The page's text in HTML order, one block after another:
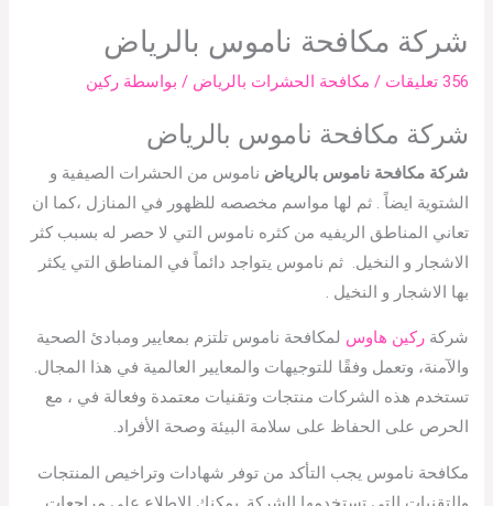
شركة مكافحة ناموس بالرياض
356 تعليقات / مكافحة الحشرات بالرياض / بواسطة ركين
شركة مكافحة ناموس بالرياض
شركة مكافحة ناموس بالرياض ناموس من الحشرات الصيفية و
الشتوية ايضاً . ثم لها مواسم مخصصه للظهور في المنازل ،كما ان
تعاني المناطق الريفيه من كثره ناموس التي لا حصر له بسبب كثر
الاشجار و النخيل. ثم ناموس يتواجد دائماً في المناطق التي يكثر
بها الاشجار و النخيل .
شركةركين هاوس لمكافحة ناموس تلتزم بمعايير ومبادئ الصحية
والآمنة، وتعمل وفقًا للتوجيهات والمعايير العالمية في هذا المجال.
تستخدم هذه الشركات منتجات وتقنيات معتمدة وفعالة في ، مع
الحرص على الحفاظ على سلامة البيئة وصحة الأفراد.
مكافحة ناموس يجب التأكد من توفر شهادات وتراخيص المنتجات